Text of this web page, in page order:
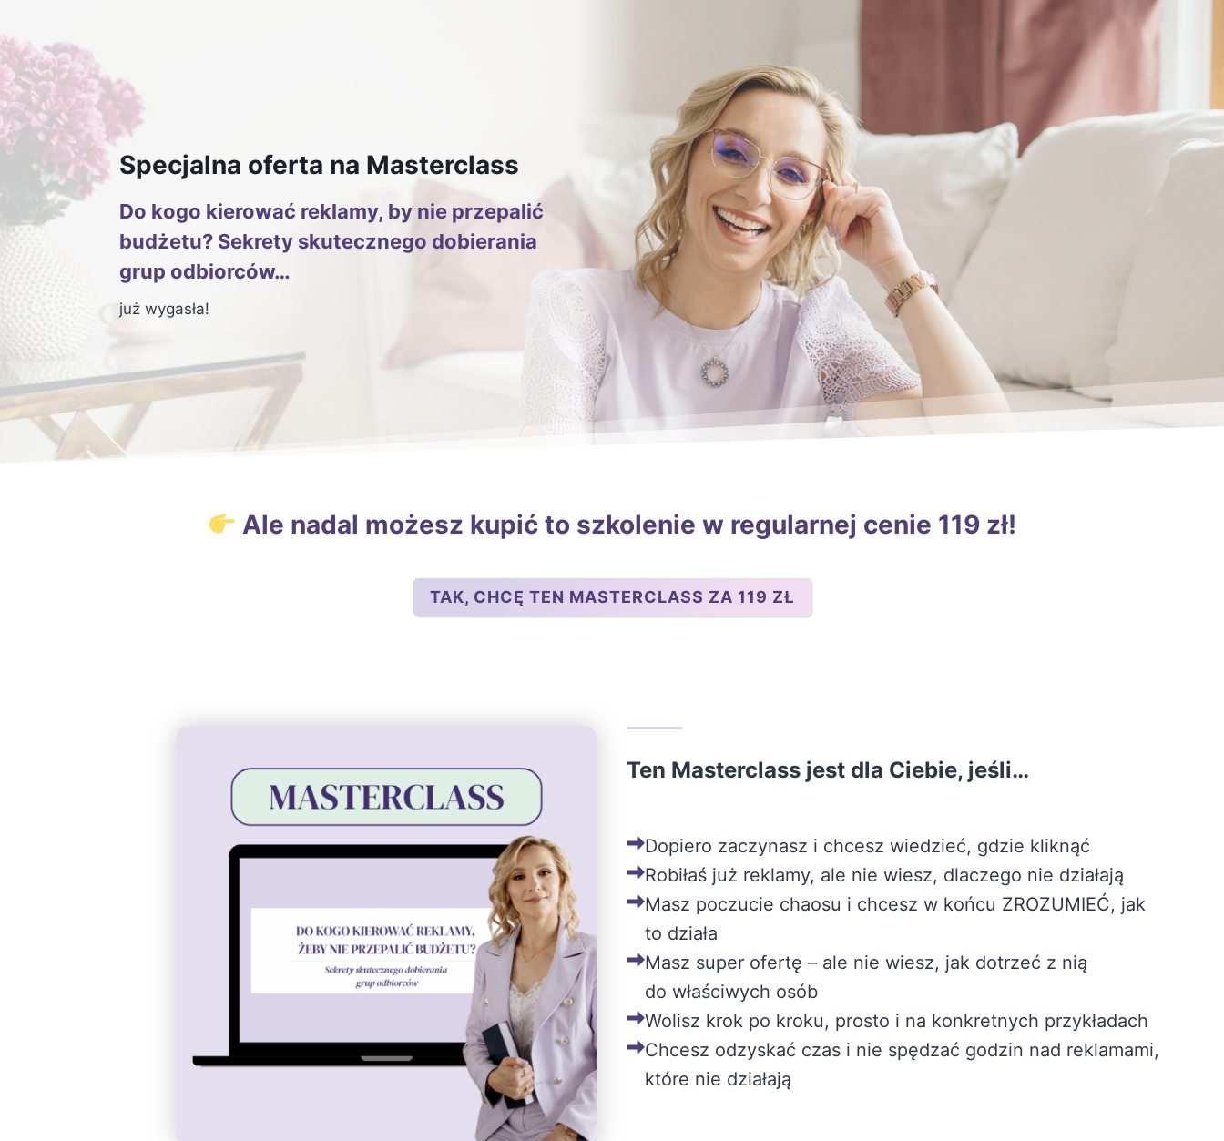
do
treści
Specjalna oferta na Masterclass
Do kogo kierować reklamy, by nie przepalić
budżetu? Sekrety skutecznego dobierania
grup odbiorców…
już wygasła!
Ale nadal możesz kupić to szkolenie w regularnej cenie 119 zł!
TAK, CHCĘ TEN MASTERCLASS ZA 119 ZŁ
Ten Masterclass jest dla Ciebie, jeśli…
Dopiero zaczynasz i chcesz wiedzieć, gdzie kliknąć
Robiłaś już reklamy, ale nie wiesz, dlaczego nie działają
Masz poczucie chaosu i chcesz w końcu ZROZUMIEĆ, jak
to działa
Masz super ofertę – ale nie wiesz, jak dotrzeć z nią
do właściwych osób
Wolisz krok po kroku, prosto i na konkretnych przykładach
Chcesz odzyskać czas i nie spędzać godzin nad reklamami,
które nie działają